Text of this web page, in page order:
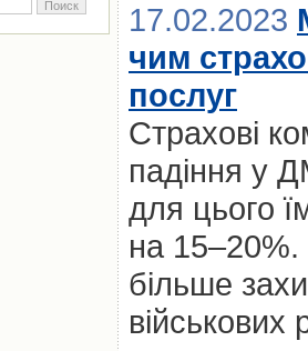
17.02.2023
чим
послуг
Страхові
падіння у
для цього
на 15–20%.
більше
військових